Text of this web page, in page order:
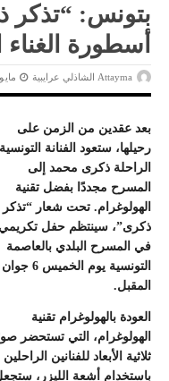
بتونس: “تذكر
أسطورة
Attayma الشاذلي عرايبية مايو 24, 2024
بعد عقدين من الزمن على
رحيلها، ستعود الفنانة التونسية
الراحلة ذكرى محمد إلى
المسرح مجددًا بفضل تقنية
الهولوغرام. تحت شعار “تذكر
ذكرى”، سينتظم حفل تكريمي
في المسرح البلدي بالعاصمة
التونسية يوم الخميس 6 جوان
المقبل.
العودة بالهولوغرام تقنية
الهولوغرام، التي تستحضر
ثلاثية الأبعاد للفنانين الراحلين
باستخدام أشعة الليزر،